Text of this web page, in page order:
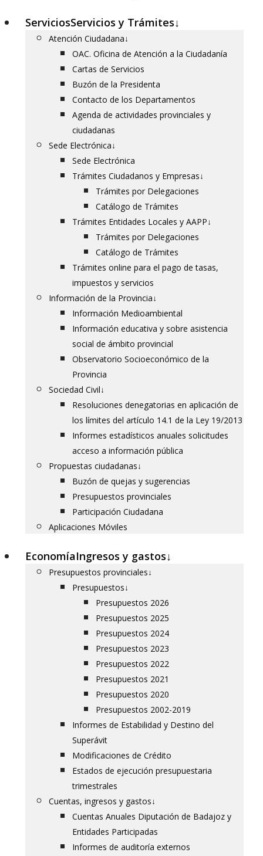
ServiciosServicios y Trámites↓
Atención Ciudadana↓
OAC. Oficina de Atención a la Ciudadanía
Cartas de Servicios
Buzón de la Presidenta
Contacto de los Departamentos
Agenda de actividades provinciales y
ciudadanas
Sede Electrónica↓
Sede Electrónica
Trámites Ciudadanos y Empresas↓
Trámites por Delegaciones
Catálogo de Trámites
Trámites Entidades Locales y AAPP↓
Trámites por Delegaciones
Catálogo de Trámites
Trámites online para el pago de tasas,
impuestos y servicios
Información de la Provincia↓
Información Medioambiental
Información educativa y sobre asistencia
social de ámbito provincial
Observatorio Socioeconómico de la
Provincia
Sociedad Civil↓
Resoluciones denegatorias en aplicación de
los límites del artículo 14.1 de la Ley 19/2013
Informes estadísticos anuales solicitudes
acceso a información pública
Propuestas ciudadanas↓
Buzón de quejas y sugerencias
Presupuestos provinciales
Participación Ciudadana
Aplicaciones Móviles
EconomíaIngresos y gastos↓
Presupuestos provinciales↓
Presupuestos↓
Presupuestos 2026
Presupuestos 2025
Presupuestos 2024
Presupuestos 2023
Presupuestos 2022
Presupuestos 2021
Presupuestos 2020
Presupuestos 2002-2019
Informes de Estabilidad y Destino del
Superávit
Modificaciones de Crédito
Estados de ejecución presupuestaria
trimestrales
Cuentas, ingresos y gastos↓
Cuentas Anuales Diputación de Badajoz y
Entidades Participadas
Informes de auditoría externos